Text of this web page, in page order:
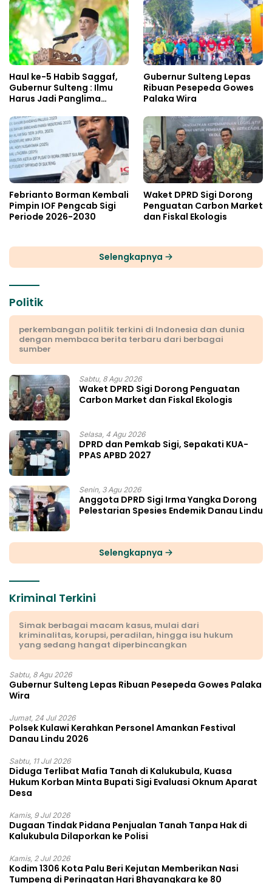
Haul ke-5 Habib Saggaf,
Gubernur Sulteng : Ilmu
Harus Jadi Panglima
Gubernur Sulteng Lepas
Ribuan Pesepeda Gowes
Palaka Wira
Febrianto Borman Kembali
Pimpin IOF Pengcab Sigi
Periode 2026-2030
Waket DPRD Sigi Dorong
Penguatan Carbon Market
dan Fiskal Ekologis
Selengkapnya
Politik
perkembangan politik terkini di Indonesia dan dunia
dengan membaca berita terbaru dari berbagai
sumber
Sabtu, 8 Agu 2026
Waket DPRD Sigi Dorong Penguatan
Carbon Market dan Fiskal Ekologis
Selasa, 4 Agu 2026
DPRD dan Pemkab Sigi, Sepakati KUA-
PPAS APBD 2027
Senin, 3 Agu 2026
Anggota DPRD Sigi Irma Yangka Dorong
Pelestarian Spesies Endemik Danau Lindu
Selengkapnya
Kriminal Terkini
Simak berbagai macam kasus, mulai dari
kriminalitas, korupsi, peradilan, hingga isu hukum
yang sedang hangat diperbincangkan
Sabtu, 8 Agu 2026
Gubernur Sulteng Lepas Ribuan Pesepeda Gowes Palaka
Wira
Jumat, 24 Jul 2026
Polsek Kulawi Kerahkan Personel Amankan Festival
Danau Lindu 2026
Sabtu, 11 Jul 2026
Diduga Terlibat Mafia Tanah di Kalukubula, Kuasa
Hukum Korban Minta Bupati Sigi Evaluasi Oknum Aparat
Desa
Kamis, 9 Jul 2026
Dugaan Tindak Pidana Penjualan Tanah Tanpa Hak di
Kalukubula Dilaporkan ke Polisi
Kamis, 2 Jul 2026
Kodim 1306 Kota Palu Beri Kejutan Memberikan Nasi
Tumpeng di Peringatan Hari Bhayangkara ke 80